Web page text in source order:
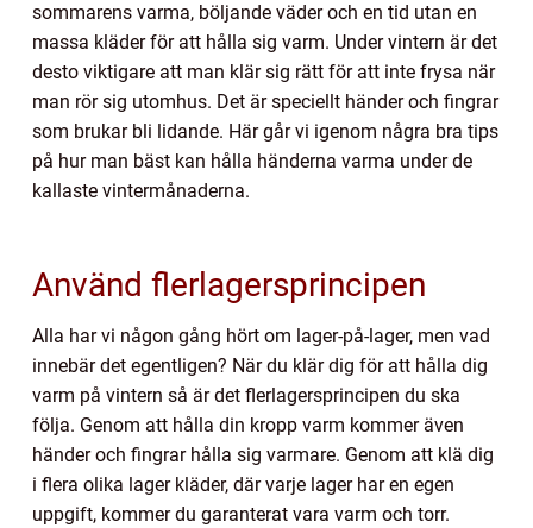
sommarens varma, böljande väder och en tid utan en
massa kläder för att hålla sig varm. Under vintern är det
desto viktigare att man klär sig rätt för att inte frysa när
man rör sig utomhus. Det är speciellt händer och fingrar
som brukar bli lidande. Här går vi igenom några bra tips
på hur man bäst kan hålla händerna varma under de
kallaste vintermånaderna.
Använd flerlagersprincipen
Alla har vi någon gång hört om lager-på-lager, men vad
innebär det egentligen? När du klär dig för att hålla dig
varm på vintern så är det flerlagersprincipen du ska
följa. Genom att hålla din kropp varm kommer även
händer och fingrar hålla sig varmare. Genom att klä dig
i flera olika lager kläder, där varje lager har en egen
uppgift, kommer du garanterat vara varm och torr.